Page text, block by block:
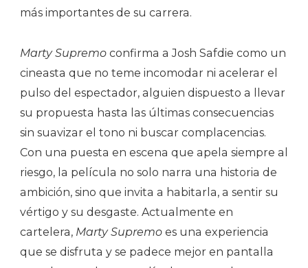
más importantes de su carrera.
Marty Supremo confirma a Josh Safdie como un
cineasta que no teme incomodar ni acelerar el
pulso del espectador, alguien dispuesto a llevar
su propuesta hasta las últimas consecuencias
sin suavizar el tono ni buscar complacencias.
Con una puesta en escena que apela siempre al
riesgo, la película no solo narra una historia de
ambición, sino que invita a habitarla, a sentir su
vértigo y su desgaste. Actualmente en
cartelera, Marty Supremo es una experiencia
que se disfruta y se padece mejor en pantalla